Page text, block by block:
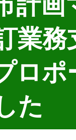
業務
ロポ
た